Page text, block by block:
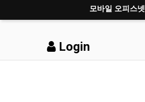
모바일 오피스넷
Login